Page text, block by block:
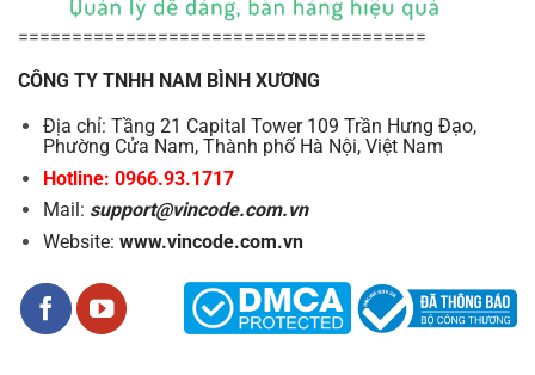
======================================
CÔNG TY TNHH NAM BÌNH XƯƠNG
Địa chỉ: Tầng 21 Capital Tower 109 Trần Hưng Đạo,
Phường Cửa Nam, Thành phố Hà Nội, Việt Nam
Hotline: 0966.93.1717
Mail: support@vincode.com.vn
Website: www.vincode.com.vn